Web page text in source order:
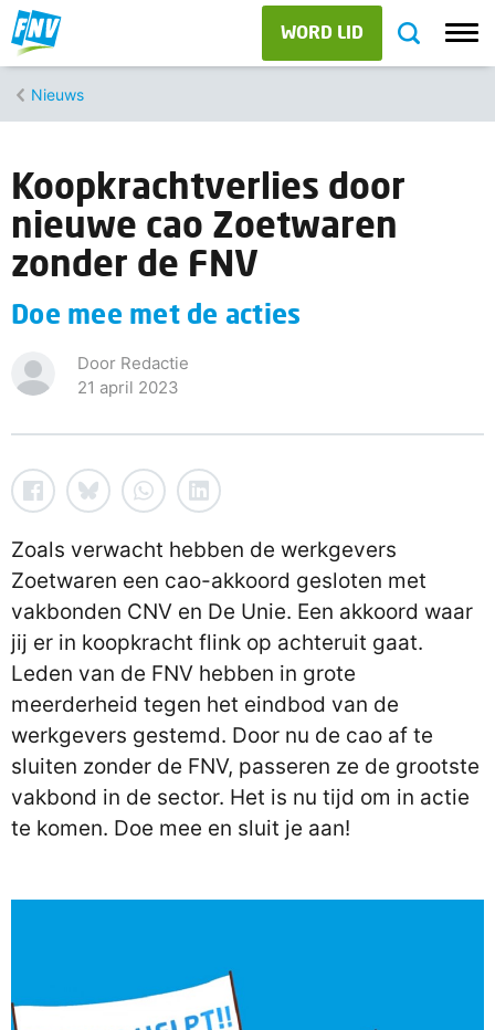
WORD LID
Nieuws
Koopkrachtverlies door
nieuwe cao Zoetwaren
zonder de FNV
Doe mee met de acties
Door Redactie
21 april 2023
Zoals verwacht hebben de werkgevers
Zoetwaren een cao-akkoord gesloten met
vakbonden CNV en De Unie. Een akkoord waar
jij er in koopkracht flink op achteruit gaat.
Leden van de FNV hebben in grote
meerderheid tegen het eindbod van de
werkgevers gestemd. Door nu de cao af te
sluiten zonder de FNV, passeren ze de grootste
vakbond in de sector. Het is nu tijd om in actie
te komen. Doe mee en sluit je aan!